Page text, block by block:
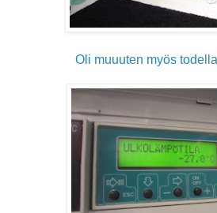
Oli muuuten myös